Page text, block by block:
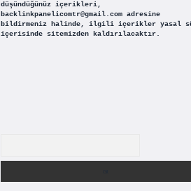
düşündüğünüz içerikleri,
backlinkpanelicomtr@gmail.comadresine
bildirmeniz halinde, ilgili içerikler yasal
içerisinde sitemizden kaldırılacaktır.